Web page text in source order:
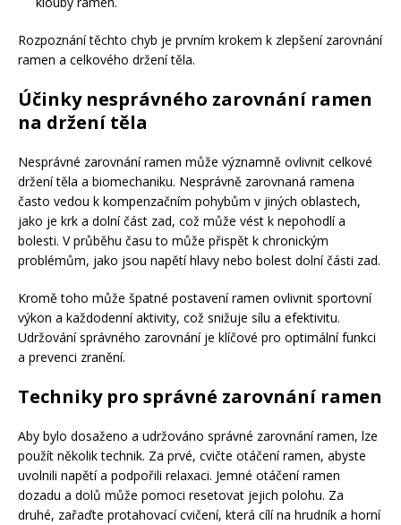
Rozpoznání těchto chyb je prvním krokem k zlepšení zarovnání
ramen a celkového držení těla.
Účinky nesprávného zarovnání ramen
na držení těla
Nesprávné zarovnání ramen může významně ovlivnit celkové
držení těla a biomechaniku. Nesprávně zarovnaná ramena
často vedou k kompenzačním pohybům v jiných oblastech,
jako je krk a dolní část zad, což může vést k nepohodlí a
bolesti. V průběhu času to může přispět k chronickým
problémům, jako jsou napětí hlavy nebo bolest dolní části zad.
Kromě toho může špatné postavení ramen ovlivnit sportovní
výkon a každodenní aktivity, což snižuje sílu a efektivitu.
Udržování správného zarovnání je klíčové pro optimální funkci
a prevenci zranění.
Techniky pro správné zarovnání ramen
Aby bylo dosaženo a udržováno správné zarovnání ramen, lze
použít několik technik. Za prvé, cvičte otáčení ramen, abyste
uvolnili napětí a podpořili relaxaci. Jemné otáčení ramen
dozadu a dolů může pomoci resetovat jejich polohu. Za
druhé, zařaďte protahovací cvičení, která cílí na hrudník a horní